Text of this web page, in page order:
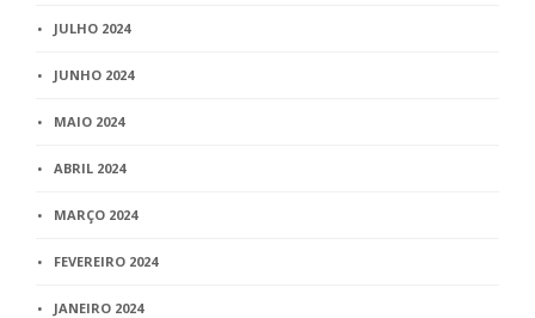
JULHO 2024
JUNHO 2024
MAIO 2024
ABRIL 2024
MARÇO 2024
FEVEREIRO 2024
JANEIRO 2024